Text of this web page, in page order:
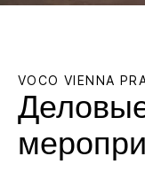
VOCO VIENNA